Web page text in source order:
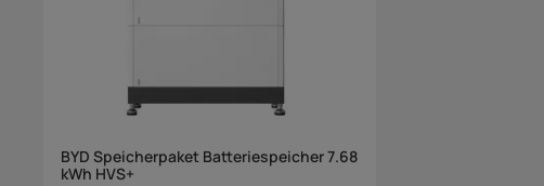
BYD Speicherpaket Batteriespeicher 7.68
kWh HVS+